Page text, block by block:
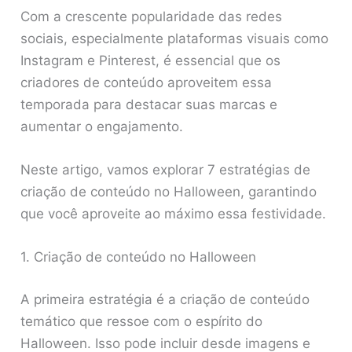
Com a crescente popularidade das redes
sociais, especialmente plataformas visuais como
Instagram e Pinterest, é essencial que os
criadores de conteúdo aproveitem essa
temporada para destacar suas marcas e
aumentar o engajamento.
Neste artigo, vamos explorar 7 estratégias de
criação de conteúdo no Halloween, garantindo
que você aproveite ao máximo essa festividade.
1. Criação de conteúdo no Halloween
A primeira estratégia é a criação de conteúdo
temático que ressoe com o espírito do
Halloween. Isso pode incluir desde imagens e